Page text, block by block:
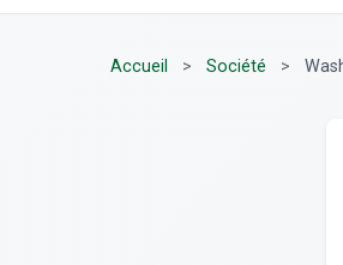
Accueil > Société >